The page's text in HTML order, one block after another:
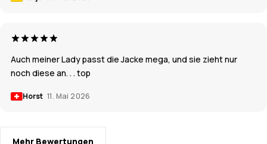
Auch meiner Lady passt die Jacke mega, und sie zieht nur
noch diese an. . . top
Horst 11. Mai 2026
Mehr Bewertungen